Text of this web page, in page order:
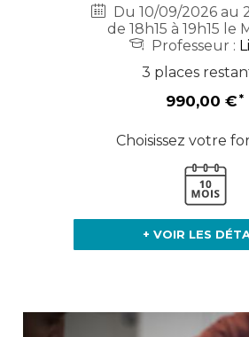
Du 10/09/2026 au
de 18h15 à 19h15 le
Professeur :
3 places
990,00 €
Choisissez votre
+ VOIR LES